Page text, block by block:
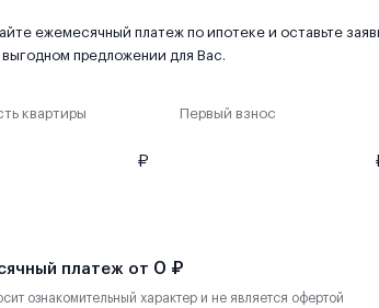
ежемесячный платеж по ипотеке и оставьте
предложении для Вас.
квартиры
₽
Первый взнос
платеж от 0 ₽
ознакомительный характер и не является офертой